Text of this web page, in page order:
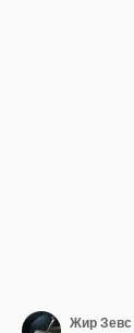
Жир Зевс